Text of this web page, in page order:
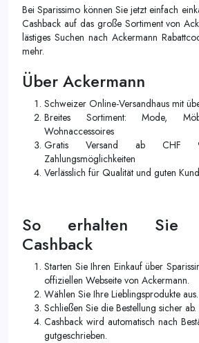
Bei Sparissimo können Sie jetzt einfach
Cashback auf das große Sortiment von
lästiges Suchen nach Ackermann
mehr.
Über Ackermann
Schweizer Online-Versandhaus mit
Breites Sortiment: Mode,
Wohnaccessoires
Gratis Versand ab CHF
Zahlungsmöglichkeiten
Verlässlich für Qualität und guten
So erhalten Sie
Cashback
Starten Sie Ihren Einkauf über
offiziellen Webseite von Ackermann.
Wählen Sie Ihre Lieblingsprodukte aus.
Schließen Sie die Bestellung sicher ab.
Cashback wird automatisch nach
gutgeschrieben.